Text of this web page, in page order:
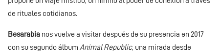
de rituales cotidianos.
Besarabia nos vuelve a visitar después de su presencia en 2017
con su segundo álbum Animal Republic, una mirada desde